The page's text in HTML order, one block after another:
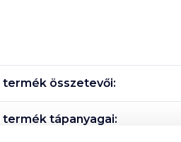
termék összetevői:
termék tápanyagai: